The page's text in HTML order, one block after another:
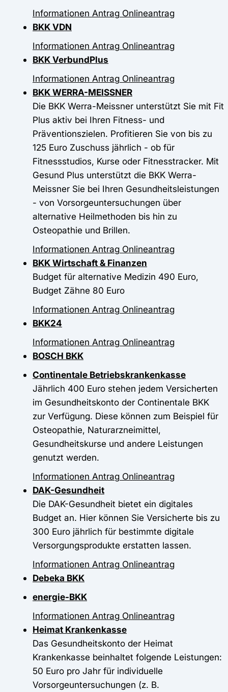
Informationen Antrag Onlineantrag
BKK VDN
Informationen Antrag Onlineantrag
BKK VerbundPlus
Informationen Antrag Onlineantrag
BKK WERRA-MEISSNER
Die BKK Werra-Meissner unterstützt Sie mit Fit
Plus aktiv bei Ihren Fitness- und
Präventionszielen. Profitieren Sie von bis zu
125 Euro Zuschuss jährlich - ob für
Fitnessstudios, Kurse oder Fitnesstracker. Mit
Gesund Plus unterstützt die BKK Werra-
Meissner Sie bei Ihren Gesundheitsleistungen
- von Vorsorgeuntersuchungen über
alternative Heilmethoden bis hin zu
Osteopathie und Brillen.
Informationen Antrag Onlineantrag
BKK Wirtschaft & Finanzen
Budget für alternative Medizin 490 Euro,
Budget Zähne 80 Euro
Informationen Antrag Onlineantrag
BKK24
Informationen Antrag Onlineantrag
BOSCH BKK
Continentale Betriebskrankenkasse
Jährlich 400 Euro stehen jedem Versicherten
im Gesundheitskonto der Continentale BKK
zur Verfügung. Diese können zum Beispiel für
Osteopathie, Naturarzneimittel,
Gesundheitskurse und andere Leistungen
genutzt werden.
Informationen Antrag Onlineantrag
DAK-Gesundheit
Die DAK-Gesundheit bietet ein digitales
Budget an. Hier können Sie Versicherte bis zu
300 Euro jährlich für bestimmte digitale
Versorgungsprodukte erstatten lassen.
Informationen Antrag Onlineantrag
Debeka BKK
energie-BKK
Informationen Antrag Onlineantrag
Heimat Krankenkasse
Das Gesundheitskonto der Heimat
Krankenkasse beinhaltet folgende Leistungen:
50 Euro pro Jahr für individuelle
Vorsorgeuntersuchungen (z. B.